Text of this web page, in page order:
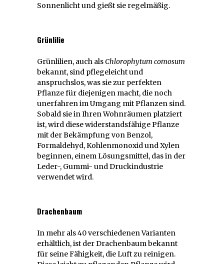
Sonnenlicht und gießt sie regelmäßig.
Grünlilie
Grünlilien, auch alsChlorophytum comosum
bekannt, sind pflegeleicht und
anspruchslos, was sie zur perfekten
Pflanze für diejenigen macht, die noch
unerfahren im Umgang mit Pflanzen sind.
Sobald sie in Ihren Wohnräumen platziert
ist, wird diese widerstandsfähige Pflanze
mit der Bekämpfung von Benzol,
Formaldehyd, Kohlenmonoxid und Xylen
beginnen, einem Lösungsmittel, das in der
Leder-, Gummi- und Druckindustrie
verwendet wird.
Drachenbaum
In mehr als 40 verschiedenen Varianten
erhältlich, ist der Drachenbaum bekannt
für seine Fähigkeit, die Luft zu reinigen.